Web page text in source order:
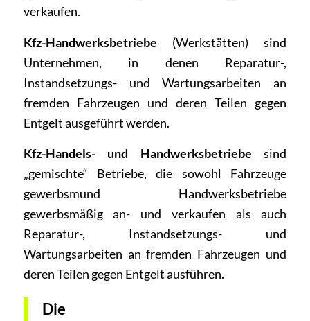
verkaufen.
Kfz-Handwerksbetriebe (Werkstätten) sind
Unternehmen, in denen Reparatur-,
Instandsetzungs- und Wartungsarbeiten an
fremden Fahrzeugen und deren Teilen gegen
Entgelt ausgeführt werden.
Kfz-Handels- und Handwerksbetriebe sind
„gemischte“ Betriebe, die sowohl Fahrzeuge
gewerbsmund Handwerksbetriebe
gewerbsmäßig an- und verkaufen als auch
Reparatur-, Instandsetzungs- und
Wartungsarbeiten an fremden Fahrzeugen und
deren Teilen gegen Entgelt ausführen.
Die